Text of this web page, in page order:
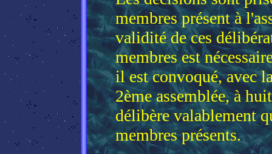
membres présent à
validité de ces
membres est
il est convoqué, avec
2ème assemblée, à
délibère valablement
membres présents.